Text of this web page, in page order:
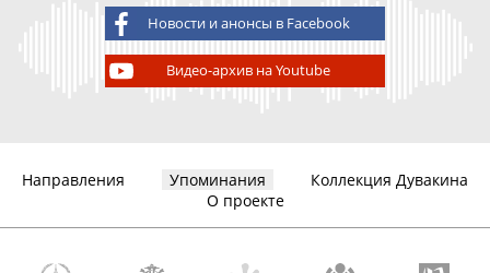
Новости и анонсы в Facebook
Видео-архив на Youtube
Направления Упоминания
Коллекция Дувакина
О проекте